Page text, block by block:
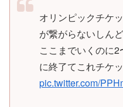
オリンピックチケ
が繋がらないしん
ここまでいくのに
に終了てこれチケ
pic.twitter.com/